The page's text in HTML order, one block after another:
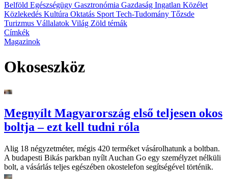
Belföld Egészségügy Gasztronómia Gazdaság Ingatlan Közélet
Közlekedés Kultúra Oktatás Sport Tech-Tudomány Tőzsde
Turizmus Vállalatok Világ Zöld témák
Címkék
Magazinok
Okoseszköz
Megnyílt Magyarország első teljesen okos
boltja – ezt kell tudni róla
Alig 18 négyzetméter, mégis 420 terméket vásárolhatunk a boltban.
A budapesti Bikás parkban nyílt Auchan Go egy személyzet nélküli
bolt, a vásárlás teljes egészében okostelefon segítségével történik.